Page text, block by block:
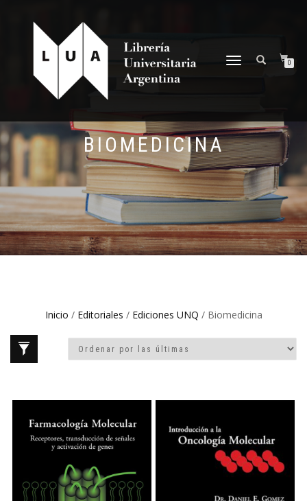
NAVEGACIÓN
0
BIOMEDICINA
Inicio / Editoriales / Ediciones UNQ / Biomedicina